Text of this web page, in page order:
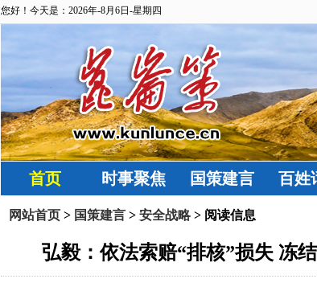
您好！今天是：2026年-8月6日-星期四
首页 时事聚焦 国策建言 百姓
网站首页 > 国策建言 > 安全战略> 阅读信息
弘毅：依法索赔“排核”损失 冻